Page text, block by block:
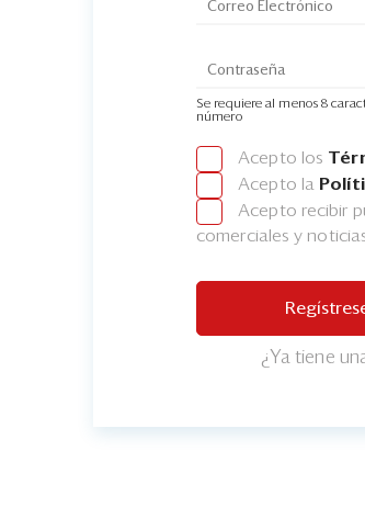
Se requiere al menos 8
número
Acepto los
Acepto la
Acepto recibir
comerciales y
¿Ya tiene